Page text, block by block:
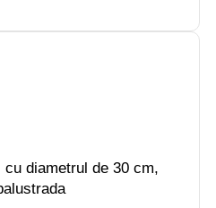
diametrul de 30 cm,